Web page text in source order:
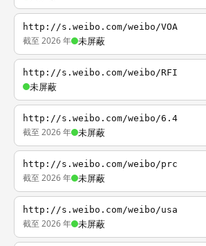
http://s.weibo.com/weibo/VOA
截至 2026 年 未屏蔽
http://s.weibo.com/weibo/RFI
未屏蔽
http://s.weibo.com/weibo/6.4
截至 2026 年 未屏蔽
http://s.weibo.com/weibo/prc
截至 2026 年 未屏蔽
http://s.weibo.com/weibo/usa
截至 2026 年 未屏蔽